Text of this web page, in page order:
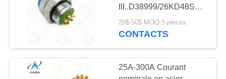
CONTRÔLE
LA
QUALITÉ
III..D38999/26KD48SN-
H.Acier inoxydable
passivé.Contacts de
20$-50$ MOQ:5 pièces
CONTACTS
25A-300A Courant